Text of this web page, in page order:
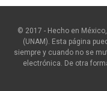
© 2017 - Hecho en
(UNAM). Esta página
siempre y cuando no se
electrónica. De otra